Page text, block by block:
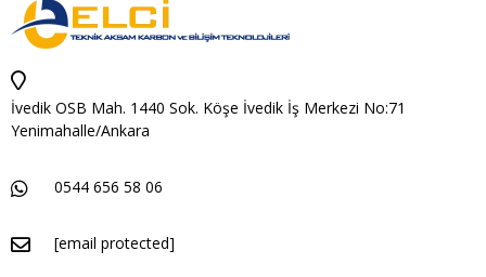
İvedik OSB Mah. 1440 Sok. Köşe İvedik İş Merkezi No:71
Yenimahalle/Ankara
0544 656 58 06
[email protected]